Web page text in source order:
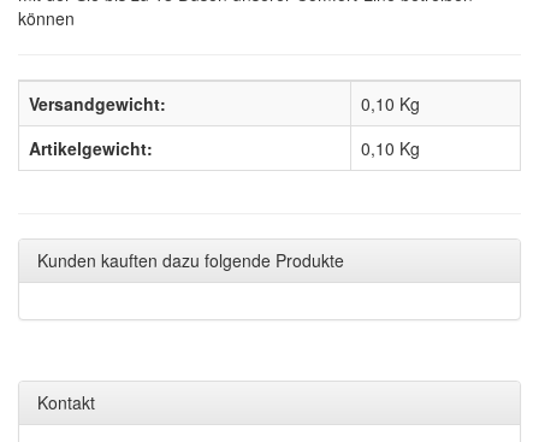
können
Versandgewicht:
0,10 Kg
Artikelgewicht:
0,10 Kg
Kunden kauften dazu folgende Produkte
Kontakt